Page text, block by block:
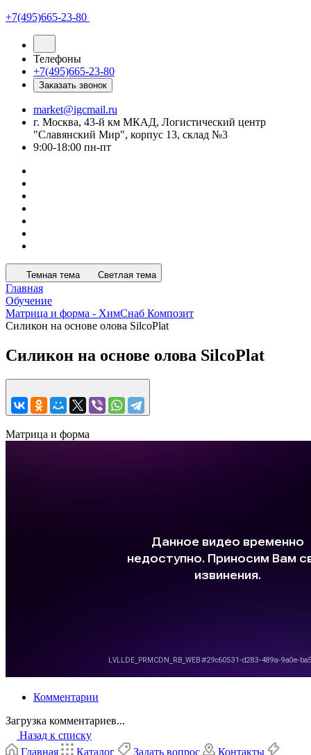
+7(495)665-23-80
Телефоны
+7(495)665-23-80
Заказать звонок
market@igcmail.ru
г. Москва, 43-й км МКАД, Логистический центр
"Славянский Мир", корпус 13, склад №3
9:00-18:00 пн-пт
Темная тема Светлая тема
Главная
Обучение
Матрица и форма - ХимСнаб Композит
Силикон на основе олова SilcoPlat
Силикон на основе олова SilcoPlat
Матрица и форма
Комментарии
Загрузка комментариев...
Назад к списку
Главная
Каталог Задать вопрос Контакты